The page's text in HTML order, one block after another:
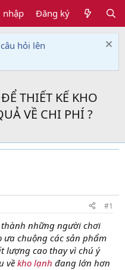
nhập Đăng ký
hỏi lên
THIẾT KẾ KHO
VỀ CHI PHÍ ?
#1
những người chơi
chuộng các sản phẩm
lượng cao thay vì chú ý
về kho lạnh đang lớn hơn